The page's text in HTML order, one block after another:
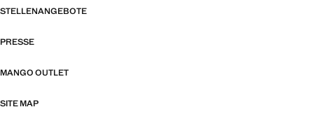
STELLENANGEBOTE
PRESSE
MANGO OUTLET
SITE MAP